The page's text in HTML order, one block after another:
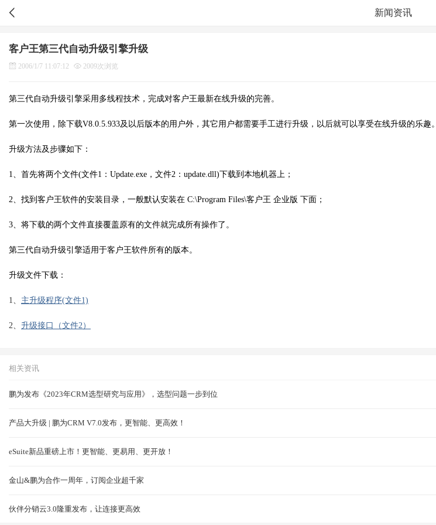
新闻资讯
客户王第三代自动升级引擎升级
2006/1/7 11:07:12 2009次浏览
第三代自动升级引擎采用多线程技术，完成对客户王最新在线升级的完善。
第一次使用，除下载V8.0.5.933及以后版本的用户外，其它用户都需要手工进行升级，以后就可以享受在线升级的乐趣。
升级方法及步骤如下：
1、首先将两个文件(文件1：Update.exe，文件2：update.dll)下载到本地机器上；
2、找到客户王软件的安装目录，一般默认安装在 C:\Program Files\客户王 企业版 下面；
3、将下载的两个文件直接覆盖原有的文件就完成所有操作了。
第三代自动升级引擎适用于客户王软件所有的版本。
升级文件下载：
1、 主升级程序(文件1)
2、 升级接口（文件2）
相关资讯
鹏为发布《2023年CRM选型研究与应用》，选型问题一步到位
产品大升级 | 鹏为CRM V7.0发布，更智能、更高效！
eSuite新品重磅上市！更智能、更易用、更开放！
金山&鹏为合作一周年，订阅企业超千家
伙伴分销云3.0隆重发布，让连接更高效